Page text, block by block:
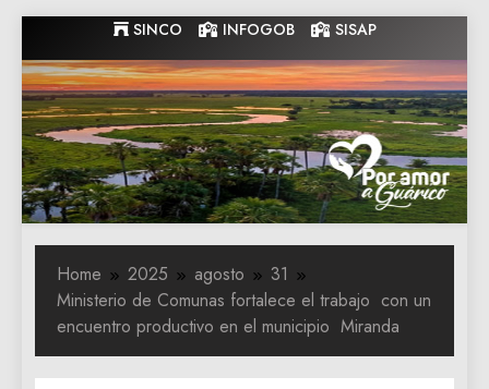
to
content
SINCO INFOGOB SISAP
Gobernacion
de Guarico
Gobernacion de Guarico
Home 2025 agosto
31
Ministerio de Comunas fortalece el trabajo con un
encuentro productivo en el municipio Miranda